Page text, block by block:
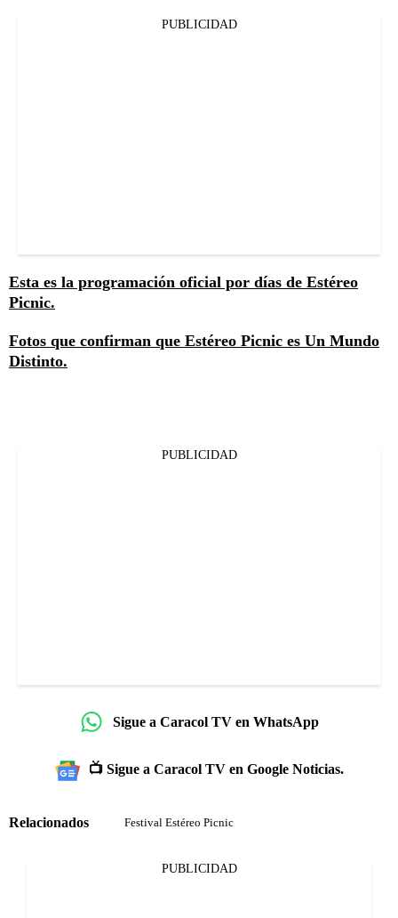
PUBLICIDAD
Esta es la programación oficial por días de Estéreo
Picnic.
Fotos que confirman que Estéreo Picnic es Un Mundo
Distinto.
PUBLICIDAD
Sigue a Caracol TV en WhatsApp
📺 Sigue a Caracol TV en Google Noticias.
Relacionados Festival Estéreo Picnic
PUBLICIDAD